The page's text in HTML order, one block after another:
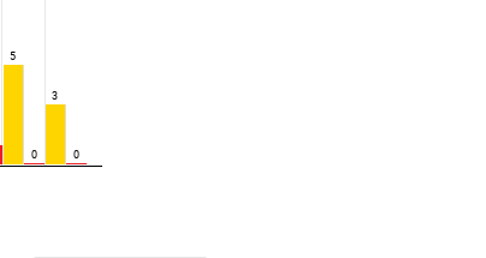
5
0
3
0